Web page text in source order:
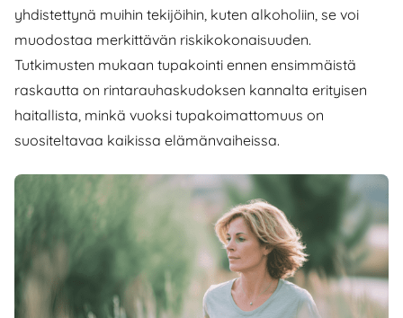
yhdistettynä muihin tekijöihin, kuten alkoholiin, se voi
muodostaa merkittävän riskikokonaisuuden.
Tutkimusten mukaan tupakointi ennen ensimmäistä
raskautta on rintarauhaskudoksen kannalta erityisen
haitallista, minkä vuoksi tupakoimattomuus on
suositeltavaa kaikissa elämänvaiheissa.